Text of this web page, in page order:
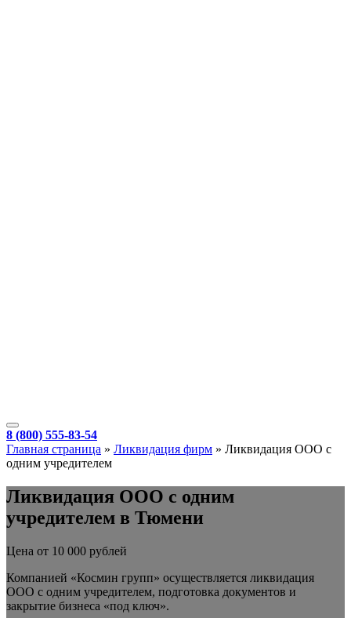
8 (800) 555-83-54
Главная страница » Ликвидация фирм » Ликвидация ООО с
одним учредителем
Ликвидация ООО с одним
учредителем в Тюмени
Цена от 10 000 рублей
Компанией «Космин групп» осуществляется ликвидация
ООО с одним учредителем, подготовка документов и
закрытие бизнеса «под ключ».